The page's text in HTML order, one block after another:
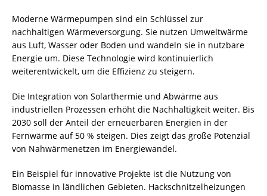
Moderne Wärmepumpen sind ein Schlüssel zur
nachhaltigen Wärmeversorgung. Sie nutzen Umweltwärme
aus Luft, Wasser oder Boden und wandeln sie in nutzbare
Energie um. Diese Technologie wird kontinuierlich
weiterentwickelt, um die Effizienz zu steigern.
Die Integration von Solarthermie und Abwärme aus
industriellen Prozessen erhöht die Nachhaltigkeit weiter. Bis
2030 soll der Anteil der erneuerbaren Energien in der
Fernwärme auf 50 % steigen. Dies zeigt das große Potenzial
von Nahwärmenetzen im Energiewandel.
Ein Beispiel für innovative Projekte ist die Nutzung von
Biomasse in ländlichen Gebieten. Hackschnitzelheizungen